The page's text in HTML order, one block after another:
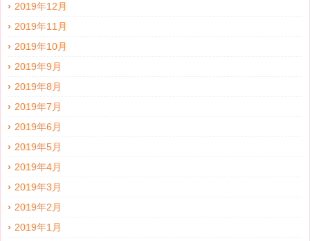
2019年12月
2019年11月
2019年10月
2019年9月
2019年8月
2019年7月
2019年6月
2019年5月
2019年4月
2019年3月
2019年2月
2019年1月